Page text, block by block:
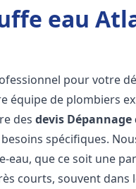
eau
pour votre
équipe de plombiers
desdevis
spécifiques.
eau, que ce soit une
courts, souvent dans